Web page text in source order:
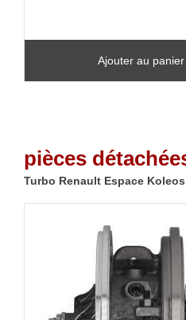
Ajouter au panier
pièces
Turbo Renault Espace